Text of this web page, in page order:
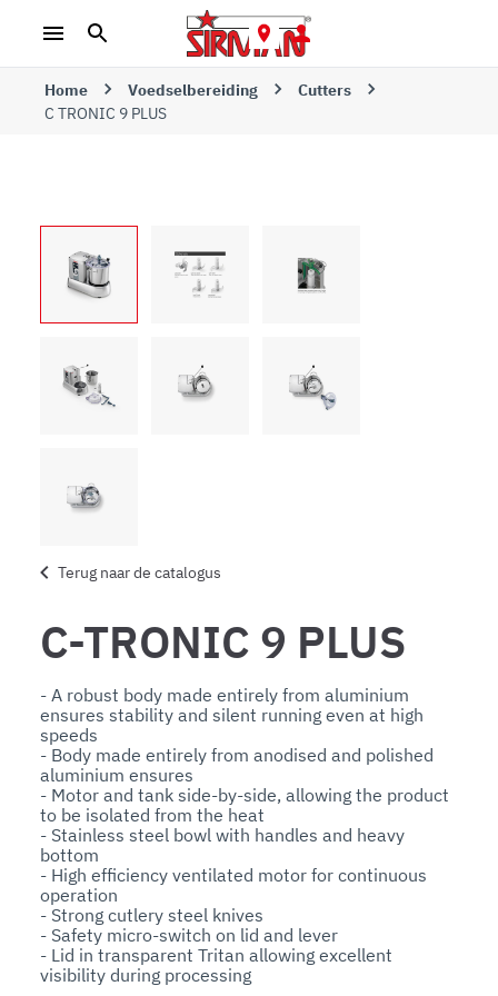
Home Voedselbereiding
Cutters
C TRONIC 9 PLUS
Terug naar de catalogus
C-TRONIC 9 PLUS
- A robust body made entirely from aluminium
ensures stability and silent running even at high
speeds
- Body made entirely from anodised and polished
aluminium ensures
- Motor and tank side-by-side, allowing the product
to be isolated from the heat
- Stainless steel bowl with handles and heavy
bottom
- High efficiency ventilated motor for continuous
operation
- Strong cutlery steel knives
- Safety micro-switch on lid and lever
- Lid in transparent Tritan allowing excellent
visibility during processing